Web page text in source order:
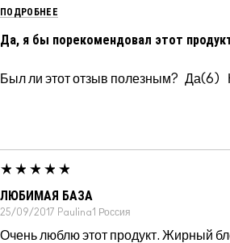
ПОДРОБНЕЕ
Да, я бы порекомендовал этот
Был ли этот отзыв полезным? 6
ЛЮБИМАЯ БАЗА
25/09/2017 Paulina1 Россия
Очень люблю этот продукт. Жирный